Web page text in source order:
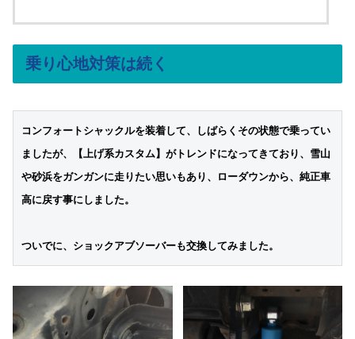
乗り心地対策は続く
コンフォートシャックルを装着して、しばらくその状態で乗ってい
ましたが、【上げ系カスタム】がトレンドになってきており、雪山
や砂浜をガンガンに走りたい思いもあり、ローダウンから、純正車
高に戻す事にしました。
ついでに、ショックアブソーバーも交換してみました。